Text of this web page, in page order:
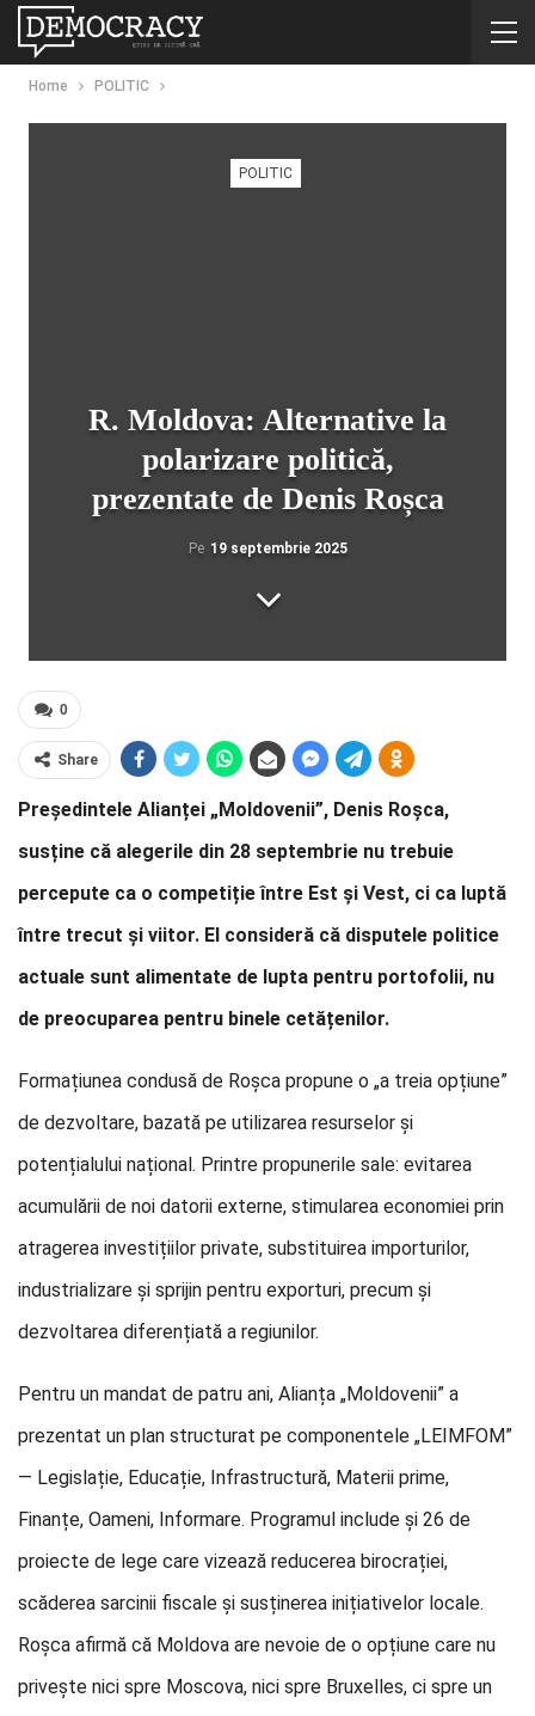
Home POLITIC
POLITIC
R. Moldova: Alternative la
polarizare politică,
prezentate de Denis Roșca
Pe 19 septembrie 2025
0
Share
Președintele Alianței „Moldovenii”, Denis Roșca,
susține că alegerile din 28 septembrie nu trebuie
percepute ca o competiție între Est și Vest, ci ca luptă
între trecut și viitor. El consideră că disputele politice
actuale sunt alimentate de lupta pentru portofolii, nu
de preocuparea pentru binele cetățenilor.
Formațiunea condusă de Roșca propune o „a treia opțiune”
de dezvoltare, bazată pe utilizarea resurselor și
potențialului național. Printre propunerile sale: evitarea
acumulării de noi datorii externe, stimularea economiei prin
atragerea investițiilor private, substituirea importurilor,
industrializare și sprijin pentru exporturi, precum și
dezvoltarea diferențiată a regiunilor.
Pentru un mandat de patru ani, Alianța „Moldovenii” a
prezentat un plan structurat pe componentele „LEIMFOM”
— Legislație, Educație, Infrastructură, Materii prime,
Finanțe, Oameni, Informare. Programul include şi 26 de
proiecte de lege care vizează reducerea birocrației,
scăderea sarcinii fiscale și susținerea inițiativelor locale.
Roșca afirmă că Moldova are nevoie de o opțiune care nu
privește nici spre Moscova, nici spre Bruxelles, ci spre un